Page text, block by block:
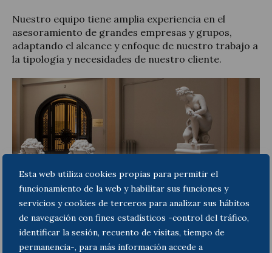
Esta web utiliza cookies propias para permitir el
funcionamiento de la web y habilitar sus funciones y
servicios y cookies de terceros para analizar sus hábitos
de navegación con fines estadísticos -control del tráfico,
identificar la sesión, recuento de visitas, tiempo de
permanencia-, para más información accede a
Nuestro equipo tiene amplia experiencia en el
asesoramiento de grandes empresas y grupos,
adaptando el alcance y enfoque de nuestro trabajo a
la tipología y necesidades de nuestro cliente.
Insolvencias